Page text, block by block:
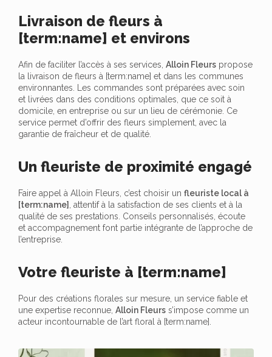
Livraison de fleurs à
[term:name] et environs
Afin de faciliter l’accès à ses services, Alloin Fleurs propose
la livraison de fleurs à [term:name] et dans les communes
environnantes. Les commandes sont préparées avec soin
et livrées dans des conditions optimales, que ce soit à
domicile, en entreprise ou sur un lieu de cérémonie. Ce
service permet d’offrir des fleurs simplement, avec la
garantie de fraîcheur et de qualité.
Un fleuriste de proximité engagé
Faire appel à Alloin Fleurs, c’est choisir un fleuriste local à
[term:name]
, attentif à la satisfaction de ses clients et à la
qualité de ses prestations. Conseils personnalisés, écoute
et accompagnement font partie intégrante de l’approche de
l’entreprise.
Votre fleuriste à [term:name]
Pour des créations florales sur mesure, un service fiable et
une expertise reconnue, Alloin Fleurs s’impose comme un
acteur incontournable de l’art floral à [term:name].